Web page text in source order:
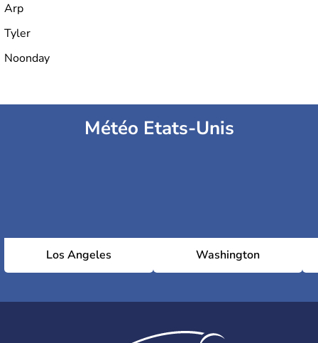
Arp
Tyler
Noonday
Météo Etats-Unis
Los Angeles Washington